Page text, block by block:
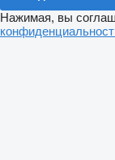
Нажимая, вы